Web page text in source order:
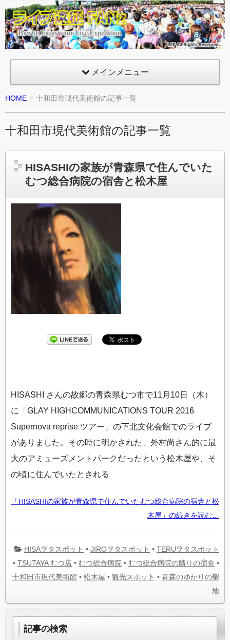
ライ
ブ遠
征
FANz
メインメニュー
HOME 十和田市現代美術館の記事一覧
十和田市現代美術館の記事一覧
HISASHIの家族が青森県で住んでいた
むつ総合病院の宿舎と松木屋
HISASHI さんの故郷の青森県むつ市で11月10日（木）
に「GLAY HIGHCOMMUNICATIONS TOUR 2016
Supernova reprise ツアー」の下北文化会館でのライブ
がありました。その時に明かされた、外村尚さん的に最
大のアミューズメントパークだったという松木屋や、そ
の頃に住んでいたとされる
「HISASHIの家族が青森県で住んでいたむつ総合病院の宿舎と松
木屋」の続きを読む…
HISAヲタスポット • JIROヲタスポット • TERUヲタスポット
• TSUTAYA むつ店 • むつ総合病院 • むつ総合病院の隣りの宿舎 •
十和田市現代美術館 • 松木屋 • 観光スポット • 青森のゆかりの聖
地
記事の検索